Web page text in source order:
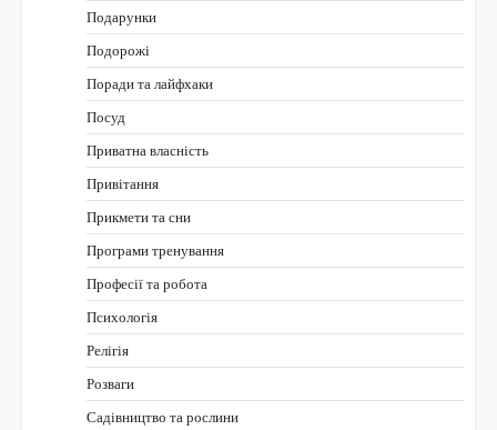
Подарунки
Подорожі
Поради та лайфхаки
Посуд
Приватна власність
Привітання
Прикмети та сни
Програми тренування
Професії та робота
Психологія
Релігія
Розваги
Садівництво та рослини